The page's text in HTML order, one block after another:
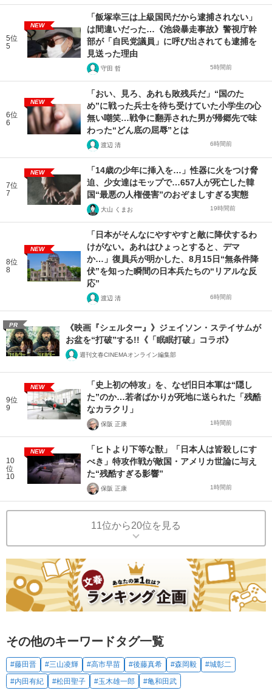
5位
5
NEW
「飯塚幸三は上級国民だから逮捕されない」
は間違いだった…《池袋暴走事故》警視庁幹
部が「自民党議員」に呼び出されても逮捕を
見送った理由
守田 哲 5時間前
6位
6
NEW
「おい、見ろ、あれも敗残兵だ」“国のた
め”に戦った兵士を待ち受けていた小学生の心
無い嘲笑…戦争に翻弄された男が帰郷先で味
わった“どん底の屈辱”とは
渡辺 清 6時間前
7位
7
NEW
「14歳の少年に挿入を…」性器に火をつけ脅
迫、少女達はモップで…657人が死亡した韓
国“最悪の人権侵害”のおぞましすぎる実態
大山 くまお 19時間前
8位
8
NEW
「日本がそんなにやすやすと敵に降伏するわ
けがない。あれはひょっとすると、デマ
か…」復員兵が明かした、8月15日“無条件降
伏”を知った瞬間の日本兵たちの“リアルな反
応”
渡辺 清 6時間前
PR
《映画『シェルター』》ジェイソン・ステイサムが
お盆を“打破”する!!《「眠眠打破」コラボ》
週刊文春CINEMAオンライン編集部
9位
9
NEW
「史上初の特攻」を、なぜ旧日本軍は“隠し
た”のか…若者ばかりが死地に送られた「残酷
なカラクリ」
保阪 正康 1時間前
10
位
10
NEW
「ヒトより下等な獣」「日本人は皆殺しにす
べき」特攻作戦が敵国・アメリカ世論に与え
た“残酷すぎる影響”
保阪 正康 1時間前
11位から20位を見る
その他のキーワードタグ一覧
#藤田晋 #三山凌輝 #高市早苗 #後藤真希 #森岡毅
#城彰二
#内田有紀
#松田聖子 #玉木雄一郎 #亀和田武